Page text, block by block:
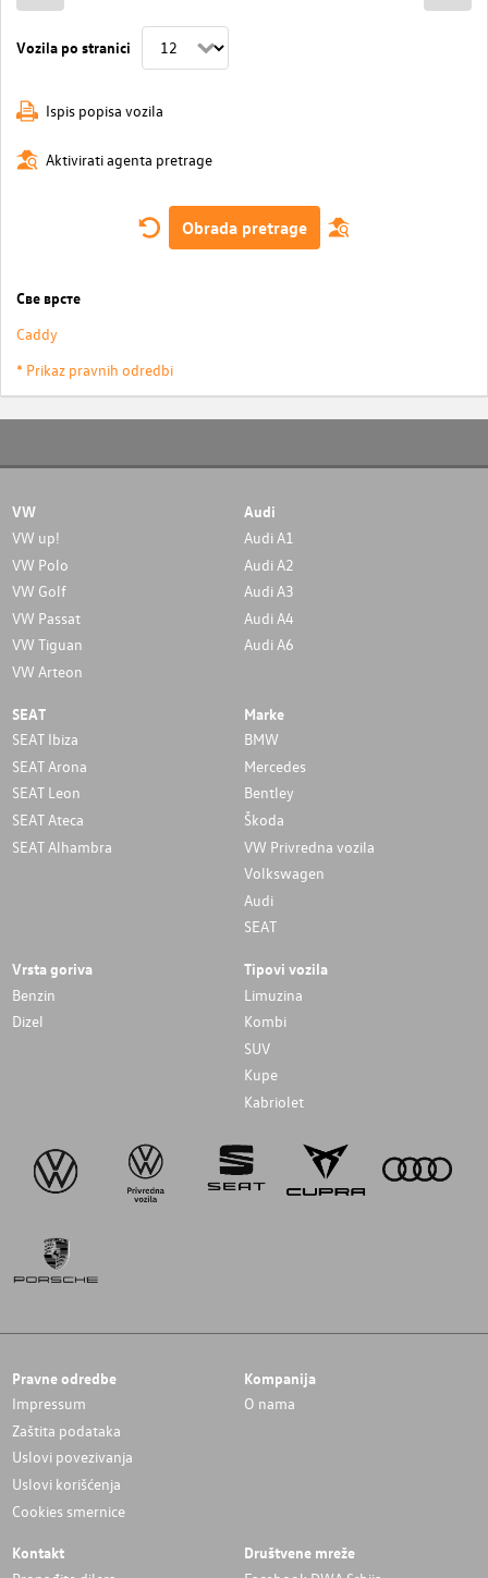
Vozila po stranici
Ispis popisa vozila
Aktivirati agenta pretrage
Obrada pretrage
Све врсте
Caddy
* Prikaz pravnih odredbi
VW
VW up!
VW Polo
VW Golf
VW Passat
VW Tiguan
VW Arteon
Audi
Audi A1
Audi A2
Audi A3
Audi A4
Audi A6
SEAT
SEAT Ibiza
SEAT Arona
SEAT Leon
SEAT Ateca
SEAT Alhambra
Marke
BMW
Mercedes
Bentley
Škoda
VW Privredna vozila
Volkswagen
Audi
SEAT
Vrsta goriva
Benzin
Dizel
Tipovi vozila
Limuzina
Kombi
SUV
Kupe
Kabriolet
Pravne odredbe
Impressum
Zaštita podataka
Uslovi povezivanja
Uslovi korišćenja
Cookies smernice
Kompanija
O nama
Kontakt Društvene mreže